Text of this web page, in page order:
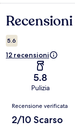
Recensioni
5.6
12 recensioni
5.8
Pulizia
Recensioni
Recensione verificata
2/10 Scarso